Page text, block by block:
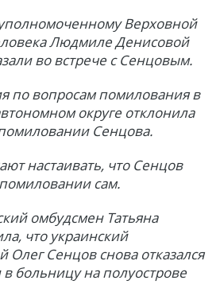
Верховной
Людмиле Денисовой
во встрече с Сенцовым.
по вопросам помилования в
округе отклонила
Сенцова.
настаивать, что Сенцов
сам.
омбудсмен Татьяна
что украинский
Сенцов снова отказался
в больницу на полуострове